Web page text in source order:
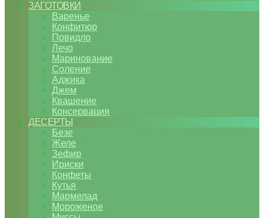
ЗАГОТОВКИ
Варенье
Конфитюр
Повидло
Лечо
Маринование
Соление
Аджика
Джем
Квашение
Консервация
ДЕСЕРТЫ
Безе
Желе
Зефир
Ириски
Конфеты
Кутья
Мармелад
Мороженое